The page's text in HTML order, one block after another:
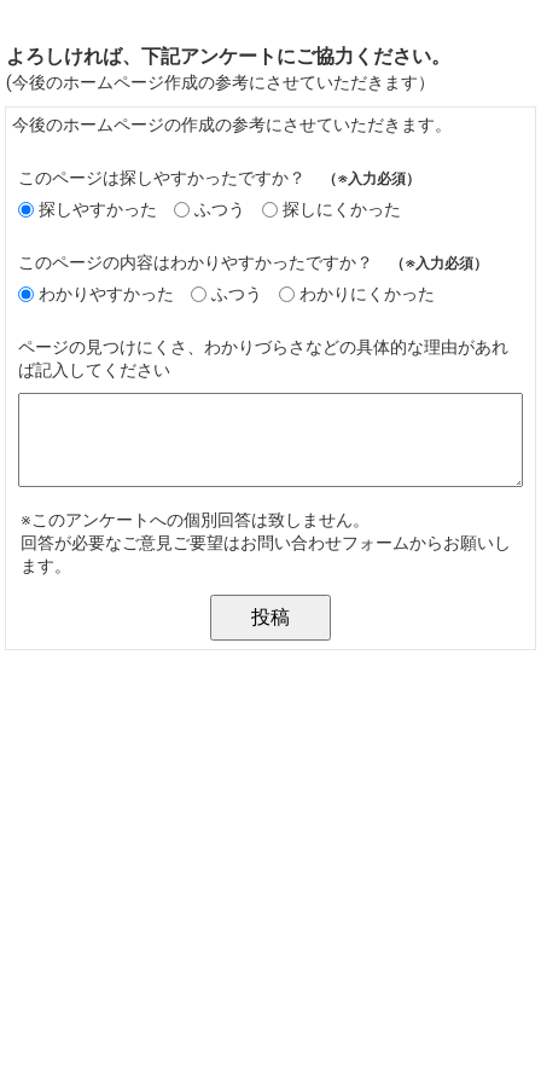
よろしければ、下記アンケートにご協力ください。
(今後のホームページ作成の参考にさせていただきます）
今後のホームページの作成の参考にさせていただきます。
このページは探しやすかったですか？ （※入力必須）
探しやすかった ふつう 探しにくかった
このページの内容はわかりやすかったですか？ （※入力必須）
わかりやすかった ふつう わかりにくかった
ページの見つけにくさ、わかりづらさなどの具体的な理由があれ
ば記入してください
※このアンケートへの個別回答は致しません。
回答が必要なご意見ご要望はお問い合わせフォームからお願いし
ます。